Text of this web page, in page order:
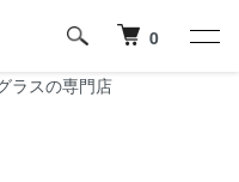
ラスの専門店
0